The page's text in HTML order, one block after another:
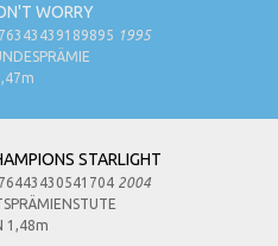
WORRY
1995
STARLIGHT
2004
1,48m